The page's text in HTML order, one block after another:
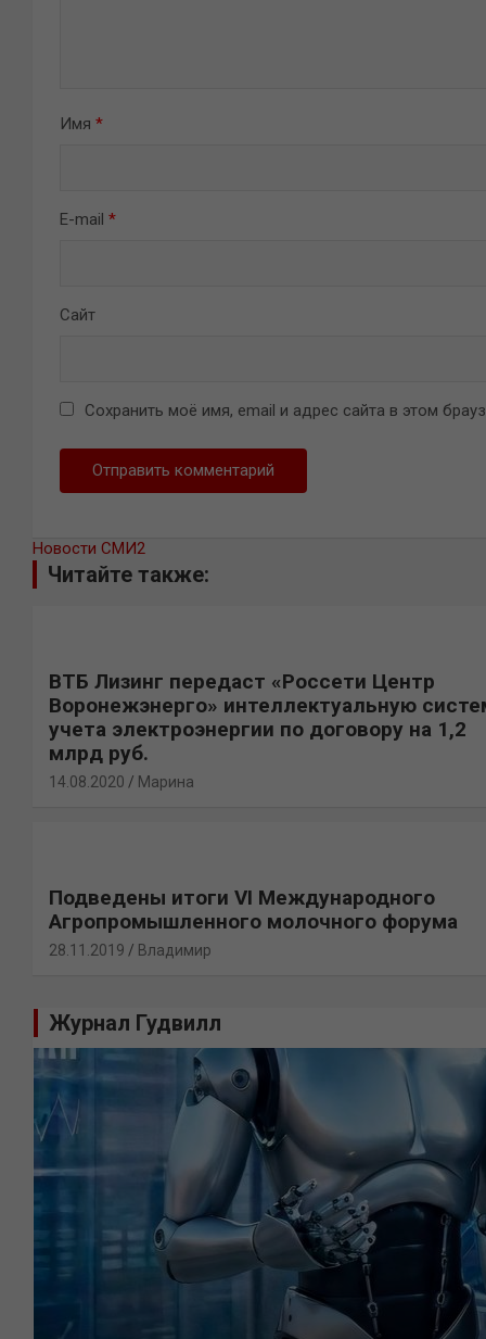
Имя *
E-mail *
Сайт
Сохранить моё имя, email и адрес сайта в этом
Новости СМИ2
Читайте также:
ВТБ Лизинг передаст «Россети Центр
Воронежэнерго» интеллектуальную
учета электроэнергии по договору на 1,2
млрд руб.
14.08.2020 Марина
Подведены итоги VI Международного
Агропромышленного молочного форума
28.11.2019 Владимир
Журнал Гудвилл